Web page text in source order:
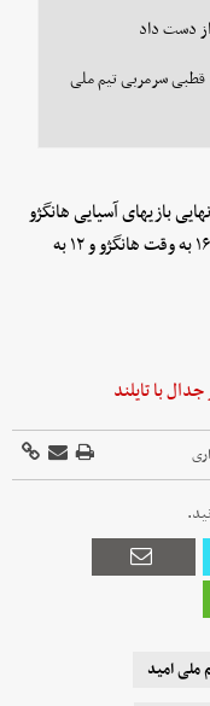
دست داد
سرمربی تیم ملی
بازیهای آسیایی هانگژو
به مصاف تایلند خواهد رفت. این بازی ساعت ۱۶:۳۰ به وقت هانگژو و ۱۲ به
ملی امید